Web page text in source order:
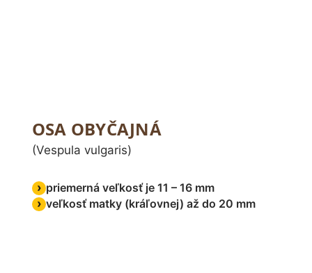
OSA OBYČAJNÁ
(Vespula vulgaris)
priemerná veľkosť je 11 – 16 mm
veľkosť matky (kráľovnej) až do 20 mm